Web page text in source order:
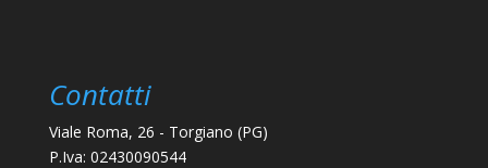
Contatti
Viale Roma, 26 - Torgiano (PG)
P.Iva: 02430090544